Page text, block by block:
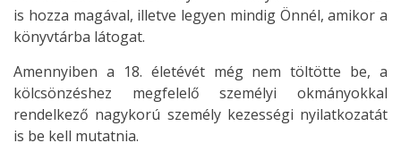
is hozza magával, illetve legyen mindig Önnél, amikor a
könyvtárba látogat.
Amennyiben a 18. életévét még nem töltötte be, a
kölcsönzéshez megfelelő személyi okmányokkal
rendelkező nagykorú személy kezességi nyilatkozatát
is be kell mutatnia.